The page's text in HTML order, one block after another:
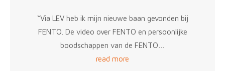
“Via LEV heb ik mijn nieuwe baan gevonden bij
FENTO. De video over FENTO en persoonlijke
boodschappen van de FENTO…
read more